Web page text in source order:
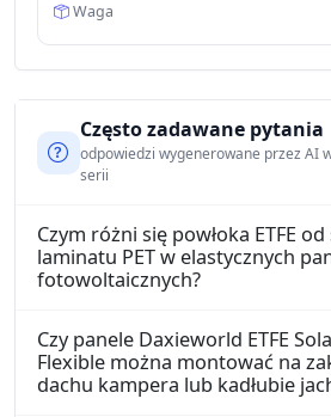
Waga
Często zadawane pytania
odpowiedzi wygenerowane przez AI
serii
Czym różni się powłoka ETFE
laminatu PET w elastycznych
fotowoltaicznych?
Czy panele Daxieworld ETFE
Flexible można montować na
dachu kampera lub kadłubie